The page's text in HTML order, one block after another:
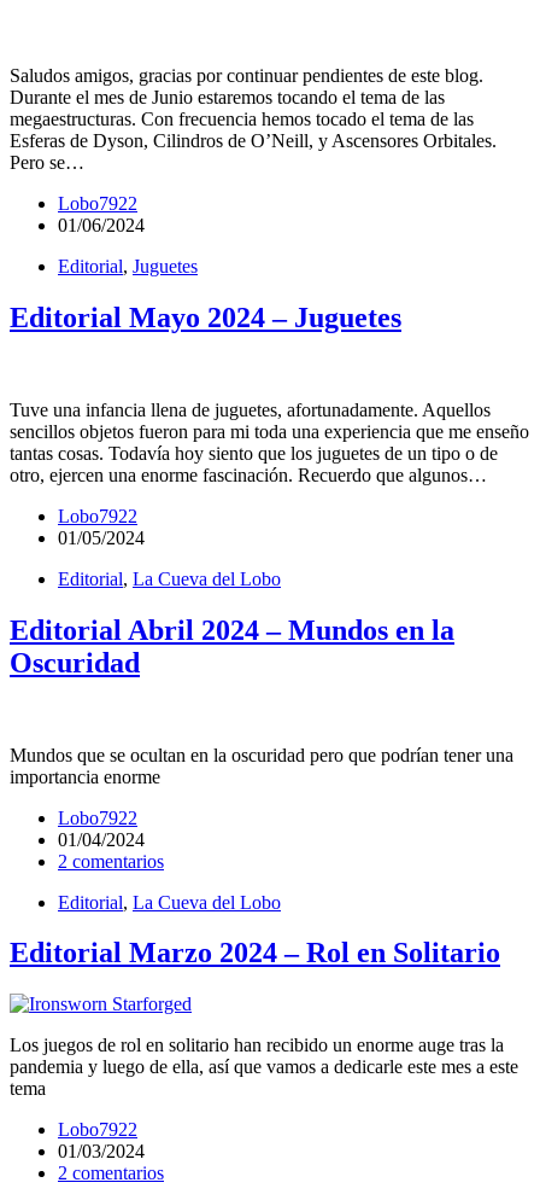
Saludos amigos, gracias por continuar pendientes de este blog.
Durante el mes de Junio estaremos tocando el tema de las
megaestructuras. Con frecuencia hemos tocado el tema de las
Esferas de Dyson, Cilindros de O’Neill, y Ascensores Orbitales.
Pero se…
Lobo7922
01/06/2024
Editorial, Juguetes
Editorial Mayo 2024 – Juguetes
Tuve una infancia llena de juguetes, afortunadamente. Aquellos
sencillos objetos fueron para mi toda una experiencia que me enseño
tantas cosas. Todavía hoy siento que los juguetes de un tipo o de
otro, ejercen una enorme fascinación. Recuerdo que algunos…
Lobo7922
01/05/2024
Editorial, La Cueva del Lobo
Editorial Abril 2024 – Mundos en la
Oscuridad
Mundos que se ocultan en la oscuridad pero que podrían tener una
importancia enorme
Lobo7922
01/04/2024
2 comentarios
Editorial, La Cueva del Lobo
Editorial Marzo 2024 – Rol en Solitario
Los juegos de rol en solitario han recibido un enorme auge tras la
pandemia y luego de ella, así que vamos a dedicarle este mes a este
tema
Lobo7922
01/03/2024
2 comentarios